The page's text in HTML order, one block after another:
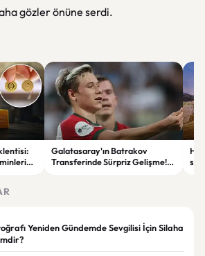
gözler önüne serdi.
Galatasaray'ın Batrakov
Transferinde Sürpriz Gelişme!
Yeniden Gündemde Sevgilisi İçin Silaha